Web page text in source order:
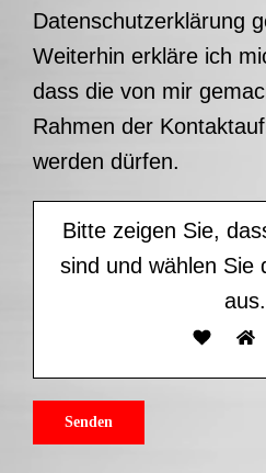
Datenschutzerklärung
Weiterhin erkläre ich
dass die von mir
Rahmen der
werden dürfen.
Bitte zeigen Sie,
sind und wählen Sie
aus.